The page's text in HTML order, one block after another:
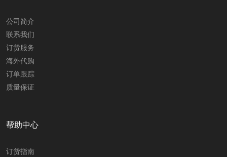
公司简介
联系我们
订货服务
海外代购
订单跟踪
质量保证
帮助中心
订货指南